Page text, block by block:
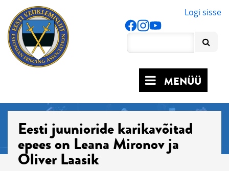
Logi sisse
MENÜÜ
Eesti juunioride karikavõitad
epees on Leana Mironov ja
Oliver Laasik